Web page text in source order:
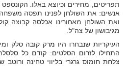
תפריטים, מחירים וכיוצא באלו.
אנשים: את השולחן לפנינו תפסה משפחה
ואת השולחן מאחורינו אכלסה קבוצה
מגיבושון של צה"ל.
העיקריות שנבחרו היו מרק קובה סלק
התחילו לזרום הסלטים: קודם כל
צלחת חומוס גרגרי בליווי טחינה